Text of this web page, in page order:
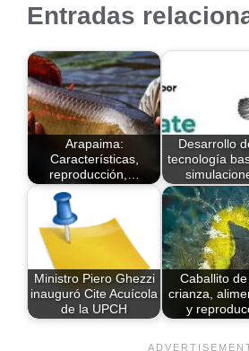
Entradas
Arapaima:
Características,
reproducción,…
Desarrollo
tecnología
Ministro Piero Ghezzi
inauguró Cite Acuícola
de la UPCH
Caballito
crianza,
y